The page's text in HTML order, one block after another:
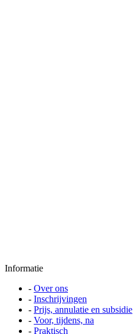
Informatie
- Over ons
- Inschrijvingen
- Prijs, annulatie en subsidie
- Voor, tijdens, na
- Praktisch